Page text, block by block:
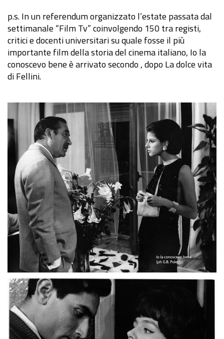
p.s. In un referendum organizzato l’estate passata dal
settimanale “Film Tv” coinvolgendo 150 tra registi,
critici e docenti universitari su quale fosse il più
importante film della storia del cinema italiano, Io la
conoscevo bene è arrivato secondo , dopo La dolce vita
di Fellini.